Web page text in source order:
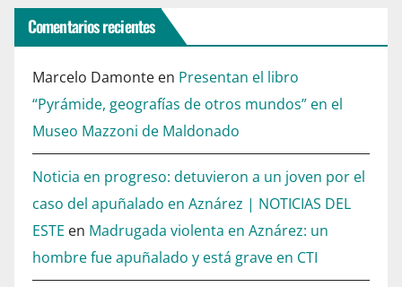
Comentarios recientes
Marcelo Damonte en Presentan el libro
“Pyrámide, geografías de otros mundos” en el
Museo Mazzoni de Maldonado
Noticia en progreso: detuvieron a un joven por el
caso del apuñalado en Aznárez | NOTICIAS DEL
ESTE en Madrugada violenta en Aznárez: un
hombre fue apuñalado y está grave en CTI